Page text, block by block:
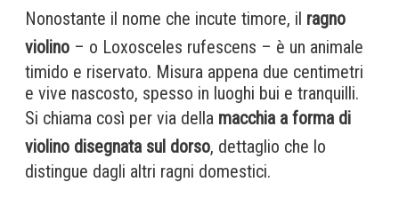
Nonostante il nome che incute timore, il ragno
violino – o Loxosceles rufescens – è un animale
timido e riservato. Misura appena due centimetri
e vive nascosto, spesso in luoghi bui e tranquilli.
Si chiama così per via della macchia a forma di
violino disegnata sul dorso, dettaglio che lo
distingue dagli altri ragni domestici.